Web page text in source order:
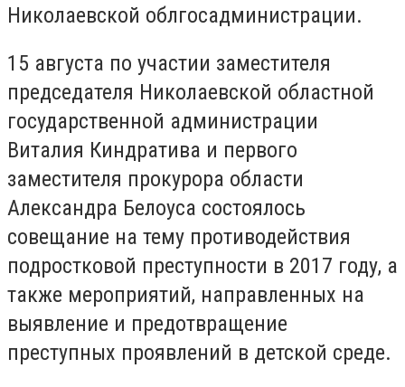
Николаевской облгосадминистрации.
15 августа по участии заместителя
председателя Николаевской областной
государственной администрации
Виталия Киндратива и первого
заместителя прокурора области
Александра Белоуса состоялось
совещание на тему противодействия
подростковой преступности в 2017 году, а
также мероприятий, направленных на
выявление и предотвращение
преступных проявлений в детской среде.